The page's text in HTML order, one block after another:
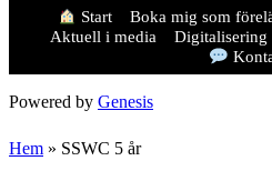
Start Boka mig som
Aktuell i media
Digitalisering
Powered by Genesis
Hem » SSWC 5 år